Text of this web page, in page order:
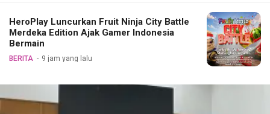
HeroPlay Luncurkan Fruit Ninja City Battle
Merdeka Edition Ajak Gamer Indonesia
Bermain
BERITA 9 jam yang lalu